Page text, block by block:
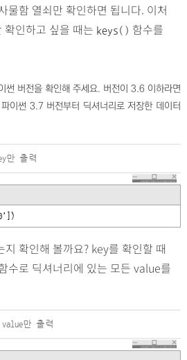
물함 열쇠만 확인하면 됩니다. 이처
인하고 싶을 때는 keys() 함수를
썬 버전을 확인해 주세요. 버전이 3.6 이하라면
이썬 3.7 버전부터 딕셔너리로 저장한 데이터
만 출력
확인해 볼까요? key를 확인할 때
수로 딕셔너리에 있는 모든 value를
value만 출력